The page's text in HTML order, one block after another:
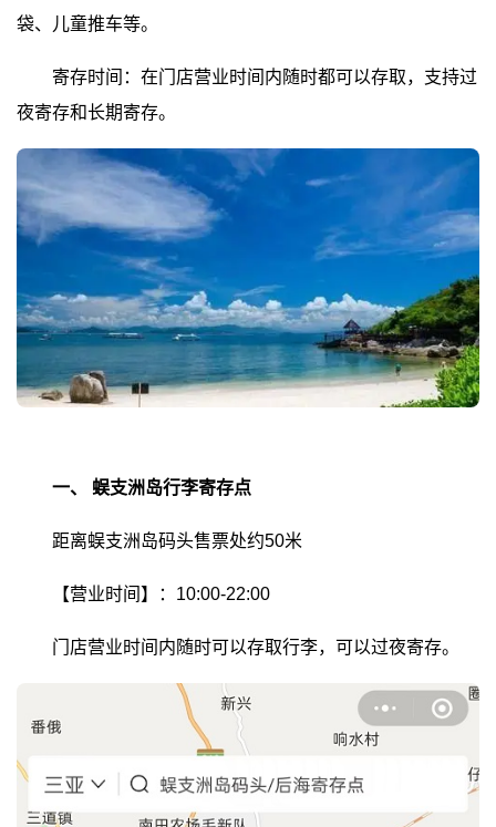
袋、儿童推车等。
寄存时间：在门店营业时间内随时都可以存取，支持过
夜寄存和长期寄存。
一、 蜈支洲岛行李寄存点
距离蜈支洲岛码头售票处约50米
【营业时间】：10:00-22:00
门店营业时间内随时可以存取行李，可以过夜寄存。